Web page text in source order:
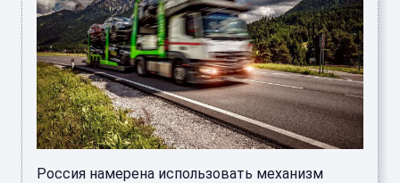
Россия намерена использовать механизм